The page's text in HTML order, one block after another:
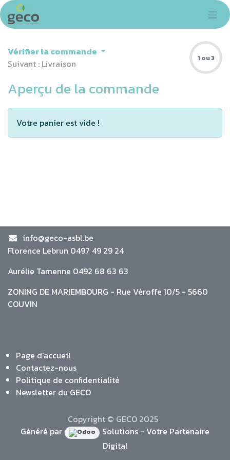
Se rendre au contenu
Vérifier la commande
Suivant : Livraison
1 ou 3
Aperçu de la commande
Votre panier est vide !
info@geco-asbl.be
Florence Lebrun 0497 49 29 24
Aurélie Tamenne 0492 68 63 63
ZONING DE MARIEMBOURG - Rue Véroffe 10/5 - 5660
COUVIN
Page d'accueil
Contactez-nous
Politique de confidentialité
Newsletter du GECO
Copyright © GECO 2025
Généré par
Solutions - Votre Partenaire
Digital